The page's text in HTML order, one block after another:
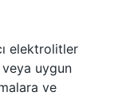
elektrolitler
uygun
ve